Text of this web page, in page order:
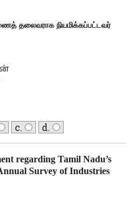
தலைவராக நியமிக்கப்பட்டவர்
c. d.
regarding Tamil Nadu’s
Survey of Industries